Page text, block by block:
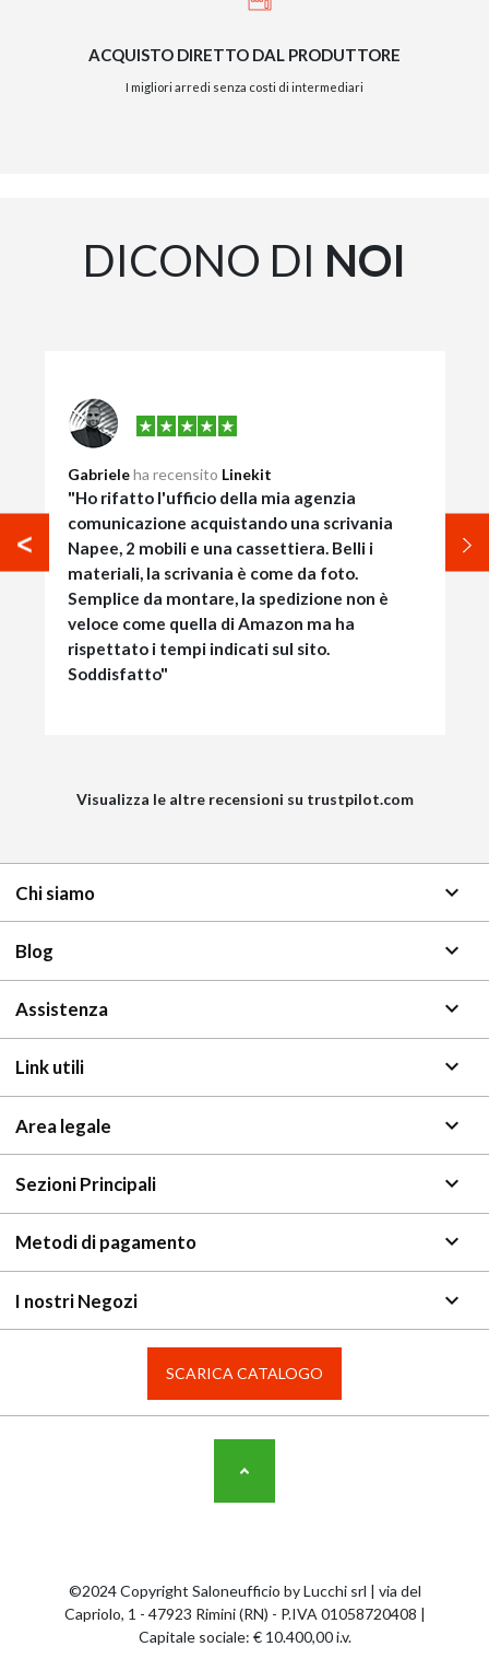
ACQUISTO DIRETTO DAL PRODUTTORE
I migliori arredi senza costi di intermediari
DICONO DI NOI
Gabrieleha recensito Linekit
"Ho rifatto l'ufficio della mia agenzia
comunicazione acquistando una scrivania
Napee, 2 mobili e una cassettiera. Belli i
materiali, la scrivania è come da foto.
Semplice da montare, la spedizione non è
veloce come quella di Amazon ma ha
rispettato i tempi indicati sul sito.
Soddisfatto"
Visualizza le altre recensioni su trustpilot.com
Chi siamo keyboard_arrow_down
Blog keyboard_arrow_down
Assistenza keyboard_arrow_down
Link utili keyboard_arrow_down
Area legale keyboard_arrow_down
Sezioni Principali keyboard_arrow_down
Metodi di pagamento keyboard_arrow_down
I nostri Negozi keyboard_arrow_down
SCARICA CATALOGO
©2024 Copyright Saloneufficio by Lucchi srl | via del
Capriolo, 1 - 47923 Rimini (RN) - P.IVA 01058720408 |
Capitale sociale: € 10.400,00 i.v.